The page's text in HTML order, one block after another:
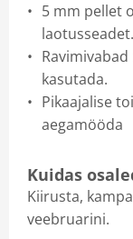
5 mm pellet
laotusseadet.
kasutada.
Pikaajalise
aegamööda
Kuidas
Kiirusta,
veebruarini.